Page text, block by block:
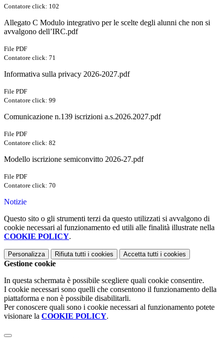
Contatore click: 102
Allegato C Modulo integrativo per le scelte degli alunni che non si
avvalgono dell’IRC.pdf
File PDF
Contatore click: 71
Informativa sulla privacy 2026-2027.pdf
File PDF
Contatore click: 99
Comunicazione n.139 iscrizioni a.s.2026.2027.pdf
File PDF
Contatore click: 82
Modello iscrizione semiconvitto 2026-27.pdf
File PDF
Contatore click: 70
Notizie
Questo sito o gli strumenti terzi da questo utilizzati si avvalgono di
cookie necessari al funzionamento ed utili alle finalità illustrate nella
COOKIE POLICY.
Personalizza Rifiuta tutti i cookies Accetta tutti i cookies
Gestione cookie
In questa schermata è possibile scegliere quali cookie consentire.
I cookie necessari sono quelli che consentono il funzionamento della
piattaforma e non è possibile disabilitarli.
Per conoscere quali sono i cookie necessari al funzionamento potete
visionare la COOKIE POLICY.